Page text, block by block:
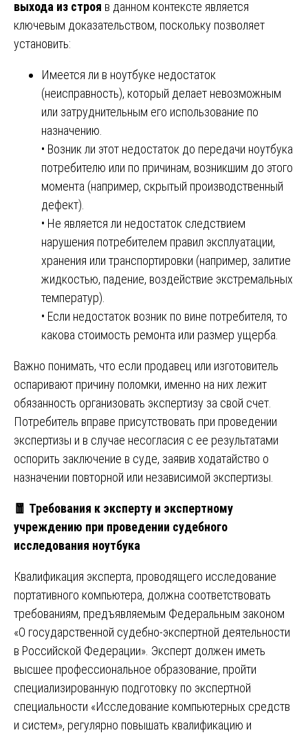
выхода из строя в данном контексте является
ключевым доказательством, поскольку позволяет
установить:
Имеется ли в ноутбуке недостаток
(неисправность), который делает невозможным
или затруднительным его использование по
назначению.
• Возник ли этот недостаток до передачи ноутбука
потребителю или по причинам, возникшим до этого
момента (например, скрытый производственный
дефект).
• Не является ли недостаток следствием
нарушения потребителем правил эксплуатации,
хранения или транспортировки (например, залитие
жидкостью, падение, воздействие экстремальных
температур).
• Если недостаток возник по вине потребителя, то
какова стоимость ремонта или размер ущерба.
Важно понимать, что если продавец или изготовитель
оспаривают причину поломки, именно на них лежит
обязанность организовать экспертизу за свой счет.
Потребитель вправе присутствовать при проведении
экспертизы и в случае несогласия с ее результатами
оспорить заключение в суде, заявив ходатайство о
назначении повторной или независимой экспертизы.
🧧 Требования к эксперту и экспертному
учреждению при проведении судебного
исследования ноутбука
Квалификация эксперта, проводящего исследование
портативного компьютера, должна соответствовать
требованиям, предъявляемым Федеральным законом
«О государственной судебно-экспертной деятельности
в Российской Федерации». Эксперт должен иметь
высшее профессиональное образование, пройти
специализированную подготовку по экспертной
специальности «Исследование компьютерных средств
и систем», регулярно повышать квалификацию и